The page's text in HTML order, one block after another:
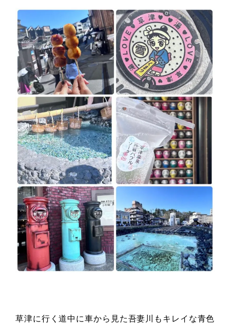
草津に行く道中に車から見た吾妻川もキレイな青色